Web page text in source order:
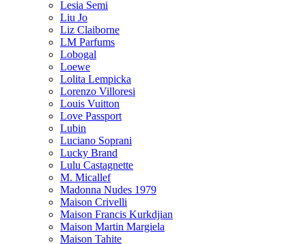
Lesia Semi
Liu Jo
Liz Claiborne
LM Parfums
Lobogal
Loewe
Lolita Lempicka
Lorenzo Villoresi
Louis Vuitton
Love Passport
Lubin
Luciano Soprani
Lucky Brand
Lulu Castagnette
M. Micallef
Madonna Nudes 1979
Maison Crivelli
Maison Francis Kurkdjian
Maison Martin Margiela
Maison Tahite